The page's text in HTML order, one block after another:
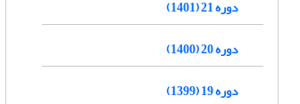
دوره 21 (1401)
دوره 20 (1400)
دوره 19 (1399)